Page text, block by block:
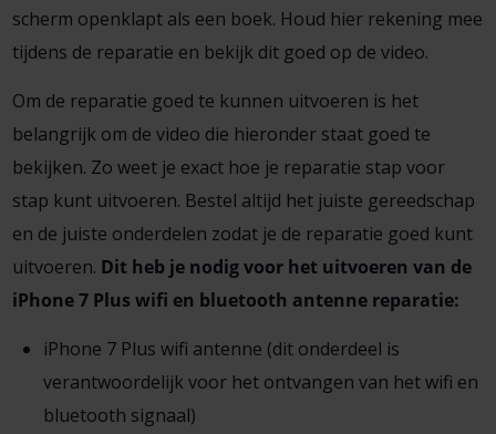
scherm openklapt als een boek. Houd hier rekening mee
tijdens de reparatie en bekijk dit goed op de video.
Om de reparatie goed te kunnen uitvoeren is het
belangrijk om de video die hieronder staat goed te
bekijken. Zo weet je exact hoe je reparatie stap voor
stap kunt uitvoeren. Bestel altijd het juiste gereedschap
en de juiste onderdelen zodat je de reparatie goed kunt
uitvoeren. Dit heb je nodig voor het uitvoeren van de
iPhone 7 Plus wifi en bluetooth antenne reparatie:
iPhone 7 Plus wifi antenne (dit onderdeel is
verantwoordelijk voor het ontvangen van het wifi en
bluetooth signaal)